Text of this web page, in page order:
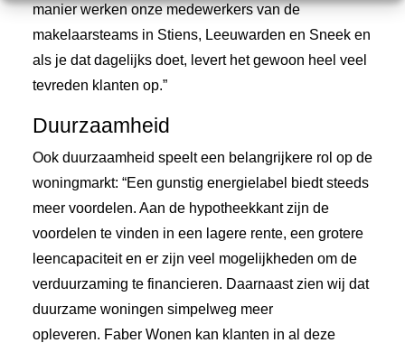
manier werken onze medewerkers van de
makelaarsteams in Stiens, Leeuwarden en Sneek en
als je dat dagelijks doet, levert het gewoon heel veel
tevreden klanten op.”
Duurzaamheid
Ook duurzaamheid speelt een belangrijkere rol op de
woningmarkt: “Een gunstig energielabel biedt steeds
meer voordelen. Aan de hypotheekkant zijn de
voordelen te vinden in een lagere rente, een grotere
leencapaciteit en er zijn veel mogelijkheden om de
verduurzaming te financieren. Daarnaast zien wij dat
duurzame woningen simpelweg meer
opleveren. Faber Wonen kan klanten in al deze